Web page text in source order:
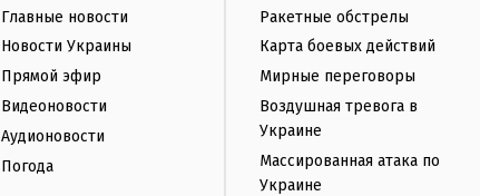
Главные новости
Новости Украины
Прямой эфир
Видеоновости
Аудионовости
Погода
Ракетные обстрелы
Карта боевых действий
Мирные переговоры
Воздушная тревога в
Украине
Массированная атака по
Украине